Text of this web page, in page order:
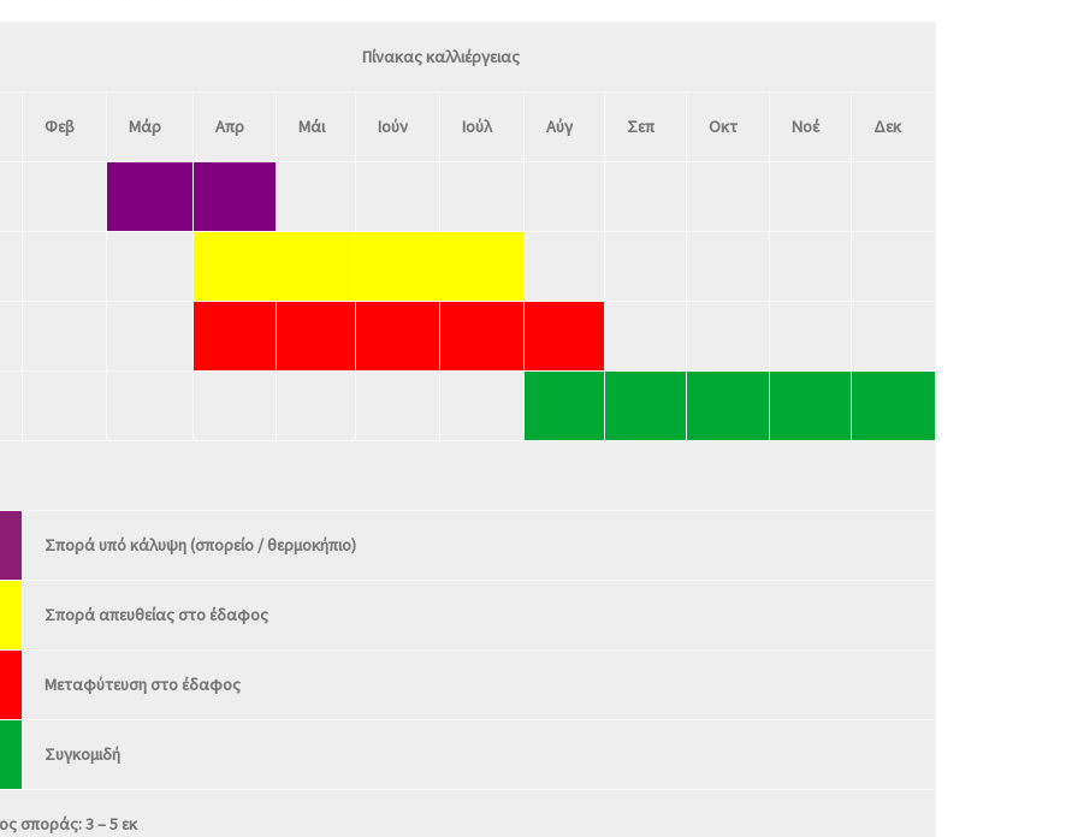
Πίνακας καλλιέργειας
Φεβ Μάρ Απρ Μάι Ιούν Ιούλ Αύγ Σεπ Οκτ Νοέ Δεκ
Σπορά υπό κάλυψη (σπορείο / θερμοκήπιο)
Σπορά απευθείας στο έδαφος
Μεταφύτευση στο έδαφος
Συγκομιδή
σποράς: 3 – 5 εκ